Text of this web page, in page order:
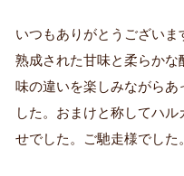
証
済
み
購
者
いつもありがとうござい
熟成された甘味と柔らか
味の違いを楽しみながら
した。おまけと称してハ
せでした。ご馳走様でした。